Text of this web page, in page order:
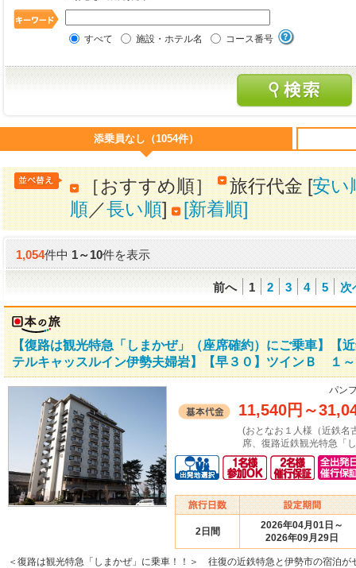
すべて 施設・ホテル名 コース番号
添乗員なし（1054件）
［おすすめ順］ 旅行代金 [安い
順／長い順] [新着順]
1,054件中1～10件を表示
前へ 1 2 3 4 5 次
【復路は観光特急「しまかぜ」（座席確約）にご乗車】【
テルキャッスルイン伊勢夫婦岩】【早３０】ツインＢ １
パン
11,540円 ～
(おとなお１人様（近鉄名
席、復路近鉄観光特急「
2日間
2026年04月01日～
2026年09月29日
＜復路は観光特急「しまかぜ」に乗車！！＞ 往復の近鉄特急と伊勢市の宿泊が